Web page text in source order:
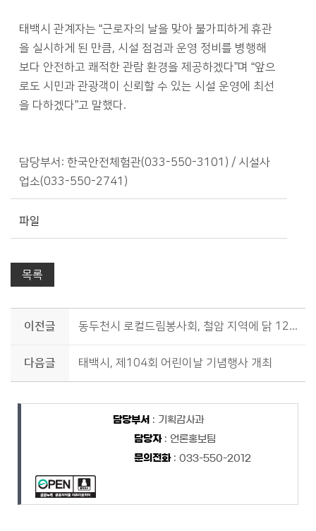
태백시 관계자는 “근로자의 날을 맞아 불가피하게 휴관
을 실시하게 된 만큼, 시설 점검과 운영 정비를 병행해
보다 안전하고 쾌적한 관람 환경을 제공하겠다”며 “앞으
로도 시민과 관광객이 신뢰할 수 있는 시설 운영에 최선
을 다하겠다”고 말했다.
담당부서: 한국안전체험관(033-550-3101) / 시설사
업소(033-550-2741)
파일
목록
이전글 동두천시 로컬드림봉사회, 철암 지역에 닭 12상자 후원
다음글 태백시, 제104회 어린이날 기념행사 개최
담당자 정보
담당부서 : 기획감사과
담당자: 언론홍보팀
문의전화: 033-550-2012